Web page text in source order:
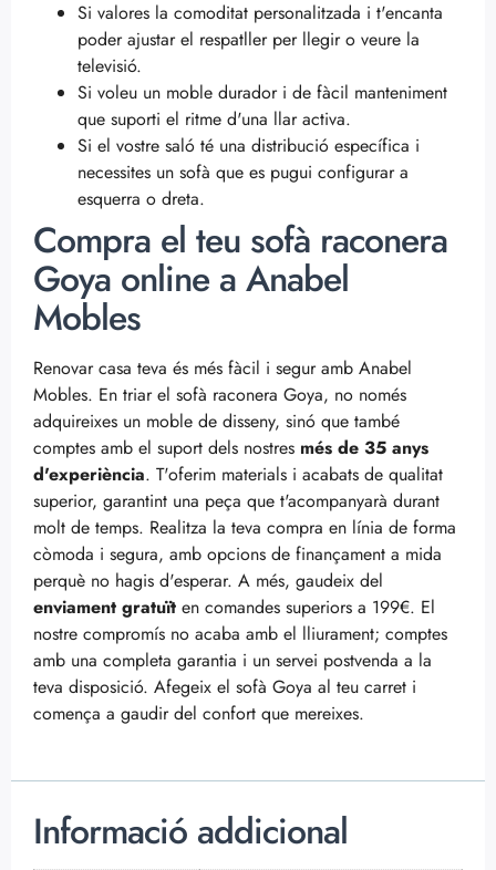
Si valores la comoditat personalitzada i t'encanta
poder ajustar el respatller per llegir o veure la
televisió.
Si voleu un moble durador i de fàcil manteniment
que suporti el ritme d'una llar activa.
Si el vostre saló té una distribució específica i
necessites un sofà que es pugui configurar a
esquerra o dreta.
Compra el teu sofà raconera
Goya online a Anabel
Mobles
Renovar casa teva és més fàcil i segur amb Anabel
Mobles. En triar el sofà raconera Goya, no només
adquireixes un moble de disseny, sinó que també
comptes amb el suport dels nostres més de 35 anys
d'experiència. T'oferim materials i acabats de qualitat
superior, garantint una peça que t'acompanyarà durant
molt de temps. Realitza la teva compra en línia de forma
còmoda i segura, amb opcions de finançament a mida
perquè no hagis d'esperar. A més, gaudeix del
enviament gratuït en comandes superiors a 199€. El
nostre compromís no acaba amb el lliurament; comptes
amb una completa garantia i un servei postvenda a la
teva disposició. Afegeix el sofà Goya al teu carret i
comença a gaudir del confort que mereixes.
Informació addicional